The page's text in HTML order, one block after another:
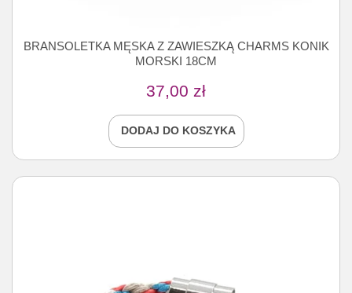
BRANSOLETKA MĘSKA Z ZAWIESZKĄ CHARMS KONIK
MORSKI 18CM
37,00 zł
DODAJ DO KOSZYKA